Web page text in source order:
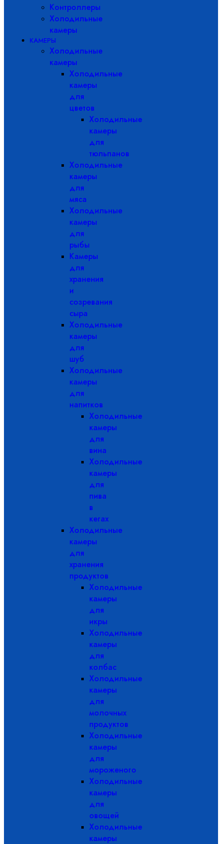
Контроллеры
Холодильные
камеры
КАМЕРЫ
Холодильные
камеры
Холодильные
камеры
для
цветов
Холодильные
камеры
для
тюльпанов
Холодильные
камеры
для
мяса
Холодильные
камеры
для
рыбы
Камеры
для
хранения
и
созревания
сыра
Холодильные
камеры
для
шуб
Холодильные
камеры
для
напитков
Холодильные
камеры
для
вина
Холодильные
камеры
для
пива
в
кегах
Холодильные
камеры
для
хранения
продуктов
Холодильные
камеры
для
икры
Холодильные
камеры
для
колбас
Холодильные
камеры
для
молочных
продуктов
Холодильные
камеры
для
мороженого
Холодильные
камеры
для
овощей
Холодильные
камеры